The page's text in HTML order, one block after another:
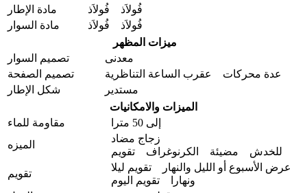
مادة الإطار
فُولاَذ فُولاَذ
مادة السوار
فُولاَذ فُولاَذ
ميزات المظهر
تصمیم السوار
معدنی
تصميم الصفحة
عدة محركات عقرب الساعة التناظرية
شكل الإطار
مستدير
الميزات والامکانیات
مقاومة للماء
إلى 50 مترا
المیزه
زجاج مضاد
للخدش مضيئة الكرنوغراف تقويم
تقويم
عرض الأسبوع أو الليل والنهار تقويم ليلا
ونهارا تقویم الیوم